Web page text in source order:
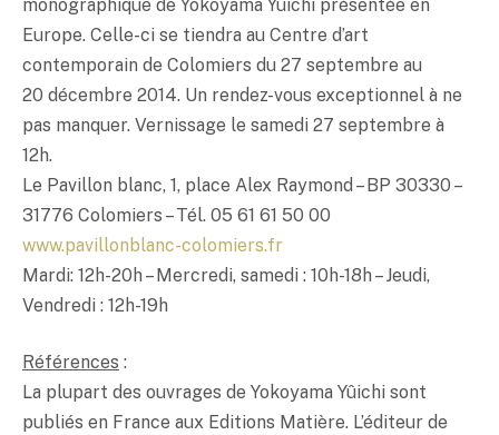
monographique de Yokoyama Yûichi présentée en
Europe. Celle-ci se tiendra au Centre d’art
contemporain de Colomiers du 27 septembre au
20 décembre 2014. Un rendez-vous exceptionnel à ne
pas manquer. Vernissage le samedi 27 septembre à
12h.
Le Pavillon blanc, 1, place Alex Raymond – BP 30330 –
31776 Colomiers – Tél. 05 61 61 50 00
www.pavillonblanc-colomiers.fr
Mardi: 12h-20h – Mercredi, samedi : 10h-18h – Jeudi,
Vendredi : 12h-19h
Références :
La plupart des ouvrages de Yokoyama Yûichi sont
publiés en France aux Editions Matière. L’éditeur de